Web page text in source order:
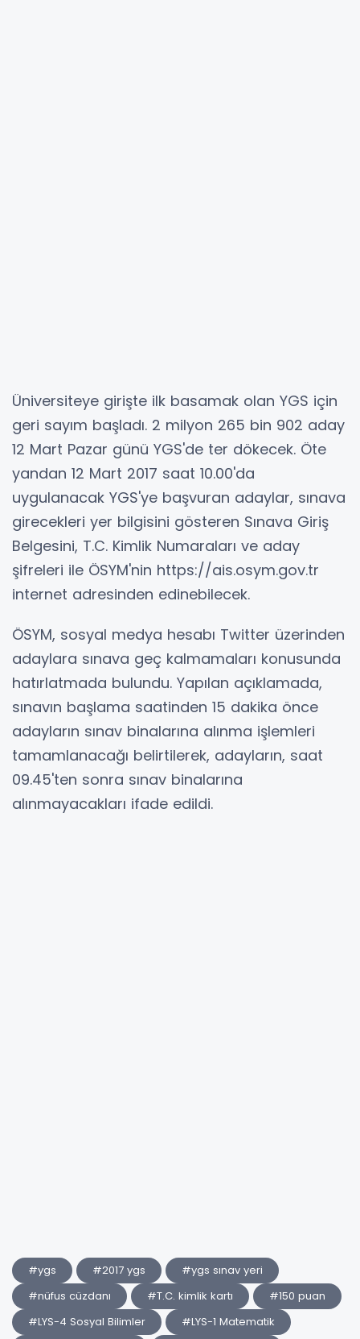
Üniversiteye girişte ilk basamak olan YGS için
geri sayım başladı. 2 milyon 265 bin 902 aday
12 Mart Pazar günü YGS'de ter dökecek. Öte
yandan 12 Mart 2017 saat 10.00'da
uygulanacak YGS'ye başvuran adaylar, sınava
girecekleri yer bilgisini gösteren Sınava Giriş
Belgesini, T.C. Kimlik Numaraları ve aday
şifreleri ile ÖSYM'nin https://ais.osym.gov.tr
internet adresinden edinebilecek.
ÖSYM, sosyal medya hesabı Twitter üzerinden
adaylara sınava geç kalmamaları konusunda
hatırlatmada bulundu. Yapılan açıklamada,
sınavın başlama saatinden 15 dakika önce
adayların sınav binalarına alınma işlemleri
tamamlanacağı belirtilerek, adayların, saat
09.45'ten sonra sınav binalarına
alınmayacakları ifade edildi.
#ygs #2017 ygs
#ygs sınav yeri
#nüfus cüzdanı
#T.C. kimlik kartı
#150 puan
#LYS-4 Sosyal Bilimler
#LYS-1 Matematik